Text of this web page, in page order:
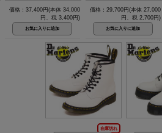
価格：37,400円(本体 34,000
円、税 3,400円)
価格：29,700円(本体 27,000
円、税 2,700円)
在庫切れ